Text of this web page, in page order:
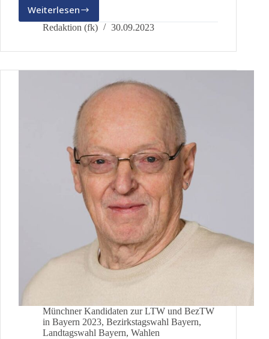
Weiterlesen
Ihr
Kandidat
den
Schürer
Redaktion (fk) 30.09.2023
Münchner Kandidaten zur LTW und BezTW
in Bayern 2023, Bezirkstagswahl Bayern,
Landtagswahl Bayern, Wahlen